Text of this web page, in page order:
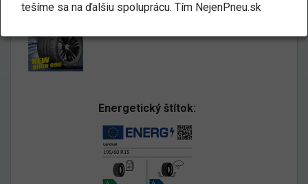
Energetický štítok:
tešíme sa na ďalšiu spoluprácu. Tím NejenPneu.sk